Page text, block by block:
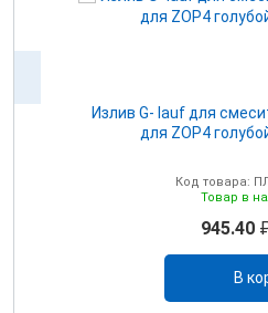
Излив G- lauf для
для ZOP4
Код товара:
Товар в
945.40
В